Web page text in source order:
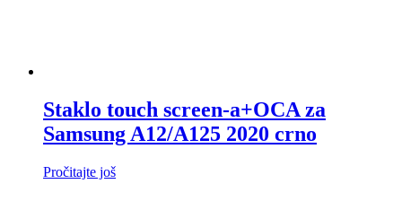
Staklo touch screen-a+OCA za
Samsung A12/A125 2020 crno
Pročitajte još